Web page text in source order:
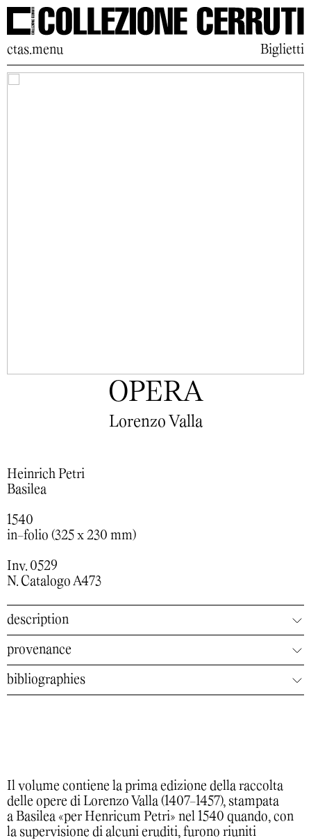
ctas.menu Biglietti
OPERA
Lorenzo Valla
Heinrich Petri
Basilea
1540
in-folio (325 x 230 mm)
Inv. 0529
N. Catalogo A473
description
provenance
bibliographies
Il volume contiene la prima edizione della raccolta
delle opere di Lorenzo Valla (1407-1457), stampata
a Basilea «per Henricum Petri» nel 1540 quando, con
la supervisione di alcuni eruditi, furono riuniti